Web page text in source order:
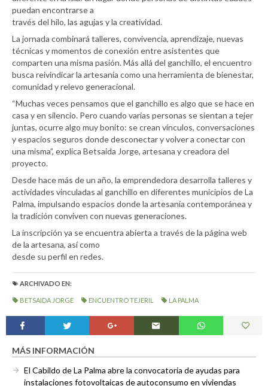
puedan encontrarse a
través del hilo, las agujas y la creatividad.
La jornada combinará talleres, convivencia, aprendizaje, nuevas
técnicas y momentos de conexión entre asistentes que
comparten una misma pasión. Más allá del ganchillo, el encuentro
busca reivindicar la artesanía como una herramienta de bienestar,
comunidad y relevo generacional.
“Muchas veces pensamos que el ganchillo es algo que se hace en
casa y en silencio. Pero cuando varias personas se sientan a tejer
juntas, ocurre algo muy bonito: se crean vínculos, conversaciones
y espacios seguros donde desconectar y volver a conectar con
una misma”, explica Betsaida Jorge, artesana y creadora del
proyecto.
Desde hace más de un año, la emprendedora desarrolla talleres y
actividades vinculadas al ganchillo en diferentes municipios de La
Palma, impulsando espacios donde la artesanía contemporánea y
la tradición conviven con nuevas generaciones.
La inscripción ya se encuentra abierta a través de la página web
de la artesana, así como
desde su perfil en redes.
ARCHIVADO EN:
BETSAIDA JORGE ENCUENTRO TEJERIL LA PALMA
MÁS INFORMACIÓN
El Cabildo de La Palma abre la convocatoria de ayudas para
instalaciones fotovoltaicas de autoconsumo en viviendas